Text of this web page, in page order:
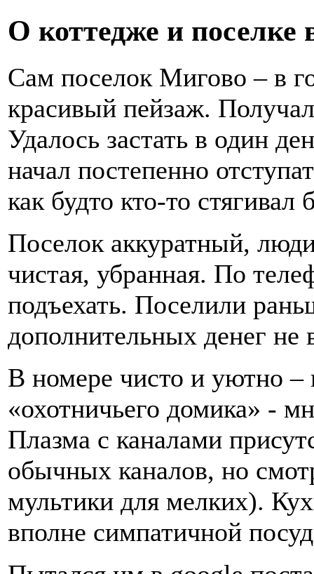
О коттедже и поселке
Сам поселок Мигово – в
красивый пейзаж.
Удалось застать в один
начал постепенно
как будто кто-то
Поселок аккуратный,
чистая, убранная. По
подъехать. Поселили
дополнительных денег не
В номере чисто и уютно –
«охотничьего домика» -
Плазма с каналами
обычных каналов, но
мультики для мелких).
вполне симпатичной